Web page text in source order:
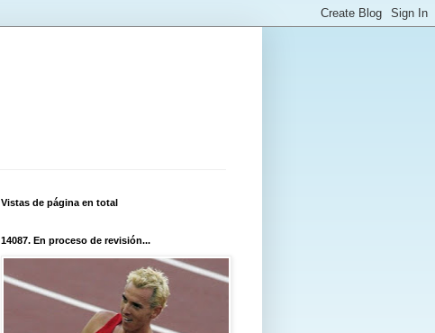
Vistas de página en total
14087. En proceso de revisión...